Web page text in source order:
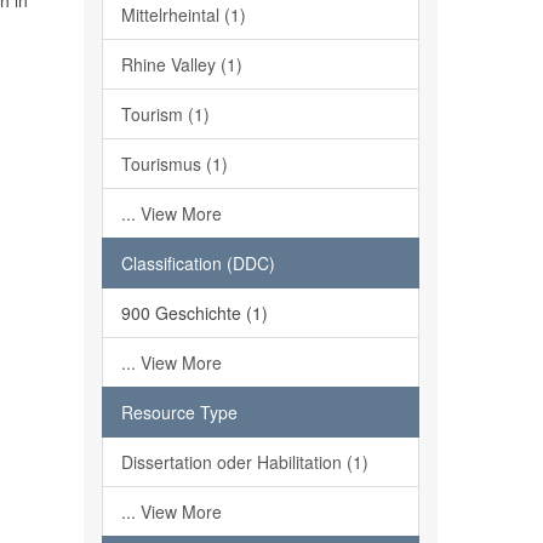
Mittelrheintal (1)
Rhine Valley (1)
Tourism (1)
Tourismus (1)
... View More
Classification (DDC)
900 Geschichte (1)
... View More
Resource Type
Dissertation oder Habilitation (1)
... View More